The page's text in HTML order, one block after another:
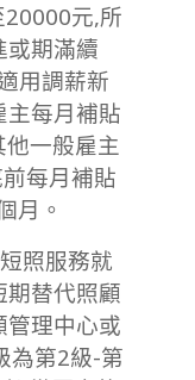
元,所
或期滿續
用調薪新
每月補貼
一般雇主
每月補貼
月。
照服務就
期替代照顧
管理中心或
為第2級-第